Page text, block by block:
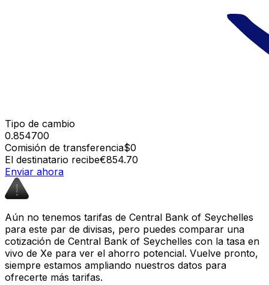
Tipo de cambio
0.854700
Comisión de transferencia$0
El destinatario recibe€854.70
Enviar ahora
Aún no tenemos tarifas de Central Bank of Seychelles
para este par de divisas, pero puedes comparar una
cotización de Central Bank of Seychelles con la tasa en
vivo de Xe para ver el ahorro potencial. Vuelve pronto,
siempre estamos ampliando nuestros datos para
ofrecerte más tarifas.